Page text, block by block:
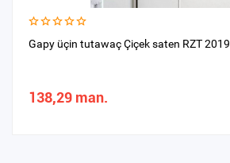
Gapy üçin tutawaç Çiçek saten RZT 2019
138,29 man.